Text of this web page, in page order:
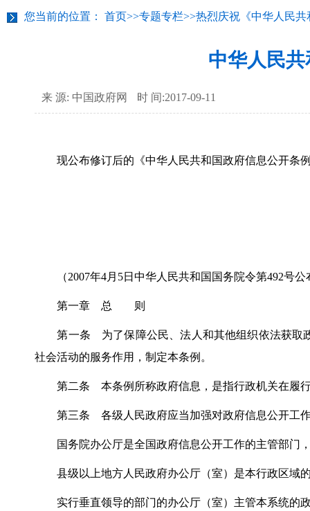
您当前的位置： 首页>>专题专栏>>热烈庆祝《中华人民
中华人民
来 源: 中国政府网 时 间:2017-09-11
现公布修订后的《中华人民共和国政府信息公开条例
（2007年4月5日中华人民共和国国务院令第492号公
第一章 总 则
第一条 为了保障公民、法人和其他组织依法获取政
社会活动的服务作用，制定本条例。
第二条 本条例所称政府信息，是指行政机关在履行
第三条 各级人民政府应当加强对政府信息公开工作
国务院办公厅是全国政府信息公开工作的主管部门
县级以上地方人民政府办公厅（室）是本行政区域的
实行垂直领导的部门的办公厅（室）主管本系统的